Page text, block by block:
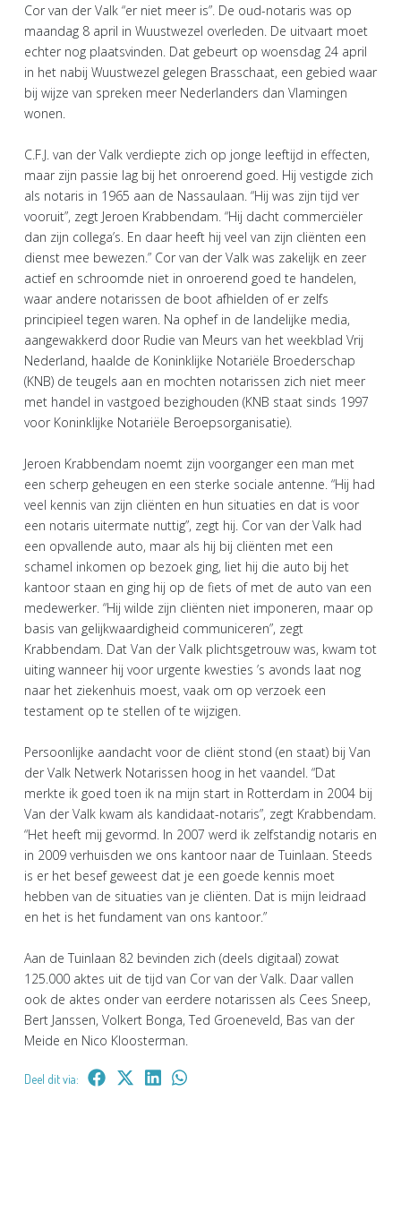
Cor van der Valk “er niet meer is”. De oud-notaris was op
maandag 8 april in Wuustwezel overleden. De uitvaart moet
echter nog plaatsvinden. Dat gebeurt op woensdag 24 april
in het nabij Wuustwezel gelegen Brasschaat, een gebied waar
bij wijze van spreken meer Nederlanders dan Vlamingen
wonen.
C.F.J. van der Valk verdiepte zich op jonge leeftijd in effecten,
maar zijn passie lag bij het onroerend goed. Hij vestigde zich
als notaris in 1965 aan de Nassaulaan. “Hij was zijn tijd ver
vooruit”, zegt Jeroen Krabbendam. “Hij dacht commerciëler
dan zijn collega’s. En daar heeft hij veel van zijn cliënten een
dienst mee bewezen.” Cor van der Valk was zakelijk en zeer
actief en schroomde niet in onroerend goed te handelen,
waar andere notarissen de boot afhielden of er zelfs
principieel tegen waren. Na ophef in de landelijke media,
aangewakkerd door Rudie van Meurs van het weekblad Vrij
Nederland, haalde de Koninklijke Notariële Broederschap
(KNB) de teugels aan en mochten notarissen zich niet meer
met handel in vastgoed bezighouden (KNB staat sinds 1997
voor Koninklijke Notariële Beroepsorganisatie).
Jeroen Krabbendam noemt zijn voorganger een man met
een scherp geheugen en een sterke sociale antenne. “Hij had
veel kennis van zijn cliënten en hun situaties en dat is voor
een notaris uitermate nuttig”, zegt hij. Cor van der Valk had
een opvallende auto, maar als hij bij cliënten met een
schamel inkomen op bezoek ging, liet hij die auto bij het
kantoor staan en ging hij op de fiets of met de auto van een
medewerker. “Hij wilde zijn cliënten niet imponeren, maar op
basis van gelijkwaardigheid communiceren”, zegt
Krabbendam. Dat Van der Valk plichtsgetrouw was, kwam tot
uiting wanneer hij voor urgente kwesties ’s avonds laat nog
naar het ziekenhuis moest, vaak om op verzoek een
testament op te stellen of te wijzigen.
Persoonlijke aandacht voor de cliënt stond (en staat) bij Van
der Valk Netwerk Notarissen hoog in het vaandel. “Dat
merkte ik goed toen ik na mijn start in Rotterdam in 2004 bij
Van der Valk kwam als kandidaat-notaris”, zegt Krabbendam.
“Het heeft mij gevormd. In 2007 werd ik zelfstandig notaris en
in 2009 verhuisden we ons kantoor naar de Tuinlaan. Steeds
is er het besef geweest dat je een goede kennis moet
hebben van de situaties van je cliënten. Dat is mijn leidraad
en het is het fundament van ons kantoor.”
Aan de Tuinlaan 82 bevinden zich (deels digitaal) zowat
125.000 aktes uit de tijd van Cor van der Valk. Daar vallen
ook de aktes onder van eerdere notarissen als Cees Sneep,
Bert Janssen, Volkert Bonga, Ted Groeneveld, Bas van der
Meide en Nico Kloosterman.
Deel dit via: